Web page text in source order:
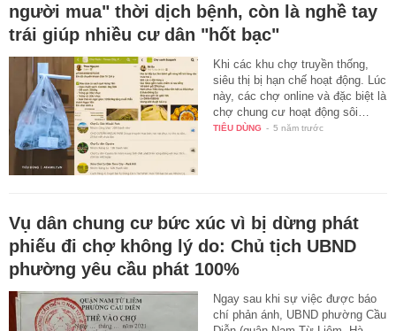
người mua" thời dịch bệnh, còn là nghề tay
trái giúp nhiều cư dân "hốt bạc"
Khi các khu chợ truyền thống,
siêu thị bị hạn chế hoạt động. Lúc
này, các chợ online và đặc biệt là
chợ chung cư hoạt động sôi…
TIÊU DÙNG - 5 năm trước
Vụ dân chung cư bức xúc vì bị dừng phát
phiếu đi chợ không lý do: Chủ tịch UBND
phường yêu cầu phát 100%
Ngay sau khi sự việc được báo
chí phản ánh, UBND phường Cầu